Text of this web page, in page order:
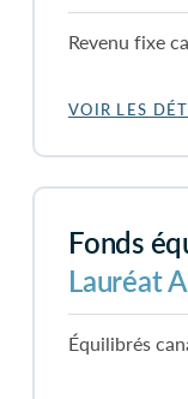
Revenu fixe
VOIR LES
Fonds
Lauréat
Équilibrés